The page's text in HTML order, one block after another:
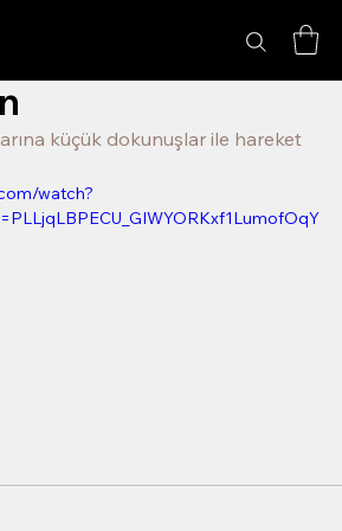
küçük dokunuşlar ile hareket
watch?